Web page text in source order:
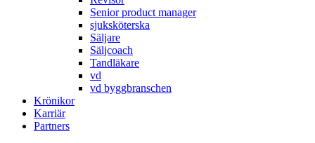
Senior product manager
sjuksköterska
Säljare
Säljcoach
Tandläkare
vd
vd byggbranschen
Krönikor
Karriär
Partners